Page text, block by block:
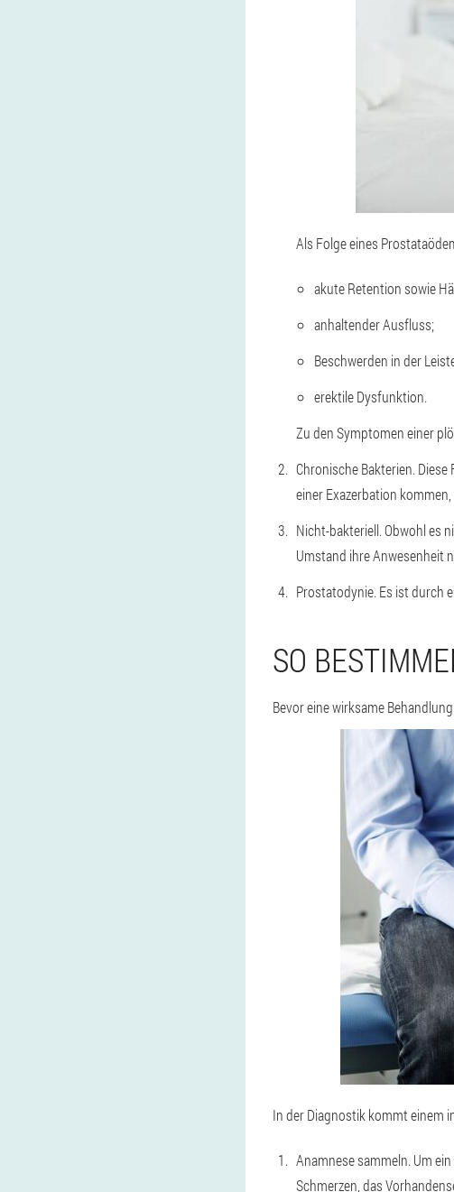
Als Folge eines
akute Retention sowie
anhaltender Ausfluss;
Beschwerden in der
erektile Dysfunktion.
Zu den Symptomen einer
Chronische Bakterien.
einer Exazerbation
Nicht-bakteriell. Obwohl es
Umstand ihre Anwesenheit
Prostatodynie. Es ist durch
SO
Bevor eine wirksame
In der Diagnostik kommt einem
Anamnese sammeln. Um
Schmerzen, das